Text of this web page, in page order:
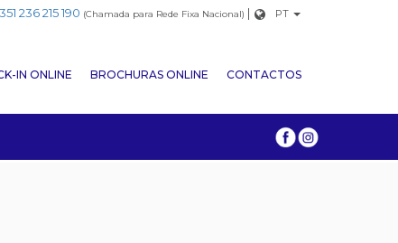
236 215 190 (Chamada para Rede Fixa Nacional) | PT
IN ONLINE BROCHURAS ONLINE CONTACTOS